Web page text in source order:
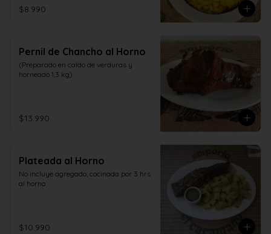
$8.990
Pernil de Chancho al Horno
(Preparado en caldo de verduras y
horneado 1,3 kg)
$13.990
Plateada al Horno
No incluye agregado, cocinada por 3 hrs.
al horno
$10.990